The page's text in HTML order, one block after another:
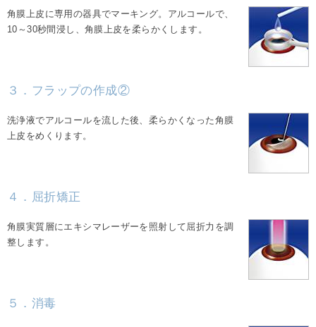
角膜上皮に専用の器具でマーキング。アルコールで、
10～30秒間浸し、角膜上皮を柔らかくします。
３．フラップの作成②
洗浄液でアルコールを流した後、柔らかくなった角膜
上皮をめくります。
４．屈折矯正
角膜実質層にエキシマレーザーを照射して屈折力を調
整します。
５．消毒